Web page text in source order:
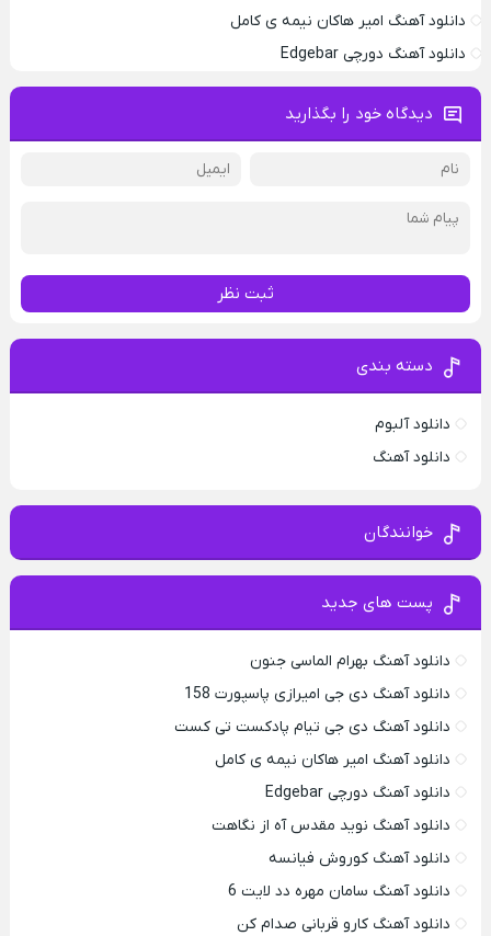
دانلود آهنگ امیر هاکان نیمه ی کامل
دانلود آهنگ دورچی Edgebar
دیدگاه خود را بگذارید
ثبت نظر
دسته بندی
دانلود آلبوم
دانلود آهنگ
خوانندگان
پست های جدید
دانلود آهنگ بهرام الماسی جنون
دانلود آهنگ دی جی امیرازی پاسپورت 158
دانلود آهنگ دی جی تیام پادکست تی کست
دانلود آهنگ امیر هاکان نیمه ی کامل
دانلود آهنگ دورچی Edgebar
دانلود آهنگ نوید مقدس آه از نگاهت
دانلود آهنگ کوروش فیانسه
دانلود آهنگ سامان مهره دد لایت 6
دانلود آهنگ کارو قربانی صدام کن